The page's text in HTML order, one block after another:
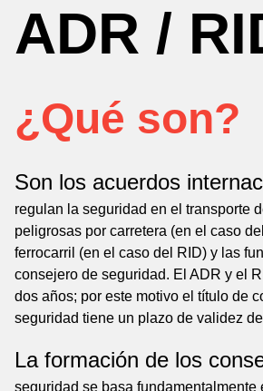
ADR /
¿Qué son?
Son los acuerdos
regulan la seguridad en el transporte
peligrosas por carretera (en el caso
ferrocarril (en el caso del RID) y las
consejero de seguridad. El ADR y el
dos años; por este motivo el título de
seguridad tiene un plazo de validez
La formación de los
seguridad se basa fundamentalmente